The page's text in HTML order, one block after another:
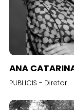
ANA
PUBLICIS - Diretor